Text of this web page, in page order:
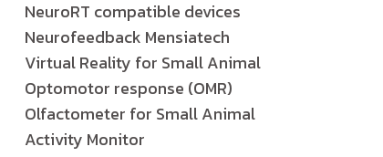
NeuroRT compatible devices
Neurofeedback Mensiatech
Virtual Reality for Small Animal
Optomotor response (OMR)
Olfactometer for Small Animal
Activity Monitor